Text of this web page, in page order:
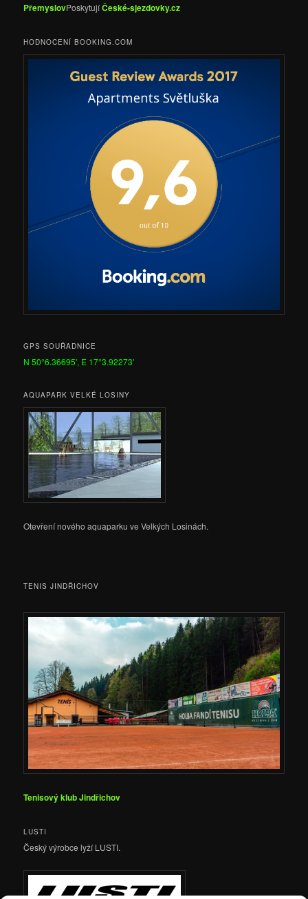
PřemyslovPoskytujíČeské-sjezdovky.cz
HODNOCENÍ BOOKING.COM
GPS SOUŘADNICE
N 50°6.36695', E 17°3.92273'
AQUAPARK VELKÉ LOSINY
Otevření nového aquaparku ve Velkých Losinách.
TENIS JINDŘICHOV
Tenisový klub Jindřichov
LUSTI
Český výrobce lyží LUSTI.